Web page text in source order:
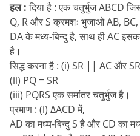
हल :दिया है : एक चतुर्भुज ABCD
Q, R और S क्रमशः भुजाओं AB,
DA के मध्य-बिन्दु है, साथ ही AC
है।
सिद्ध करना है : (i) SR || AC और
(ii) PQ = SR
(iii) PQRS एक समांतर चतुर्भुज है।
प्रमाण : (i) ∆ACD में,
AD का मध्य-बिन्दु S है और CD का